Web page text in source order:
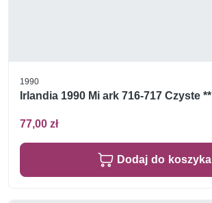
1990
Irlandia 1990 Mi ark 716-717 Czyste **
77,00 zł
Dodaj do koszyka